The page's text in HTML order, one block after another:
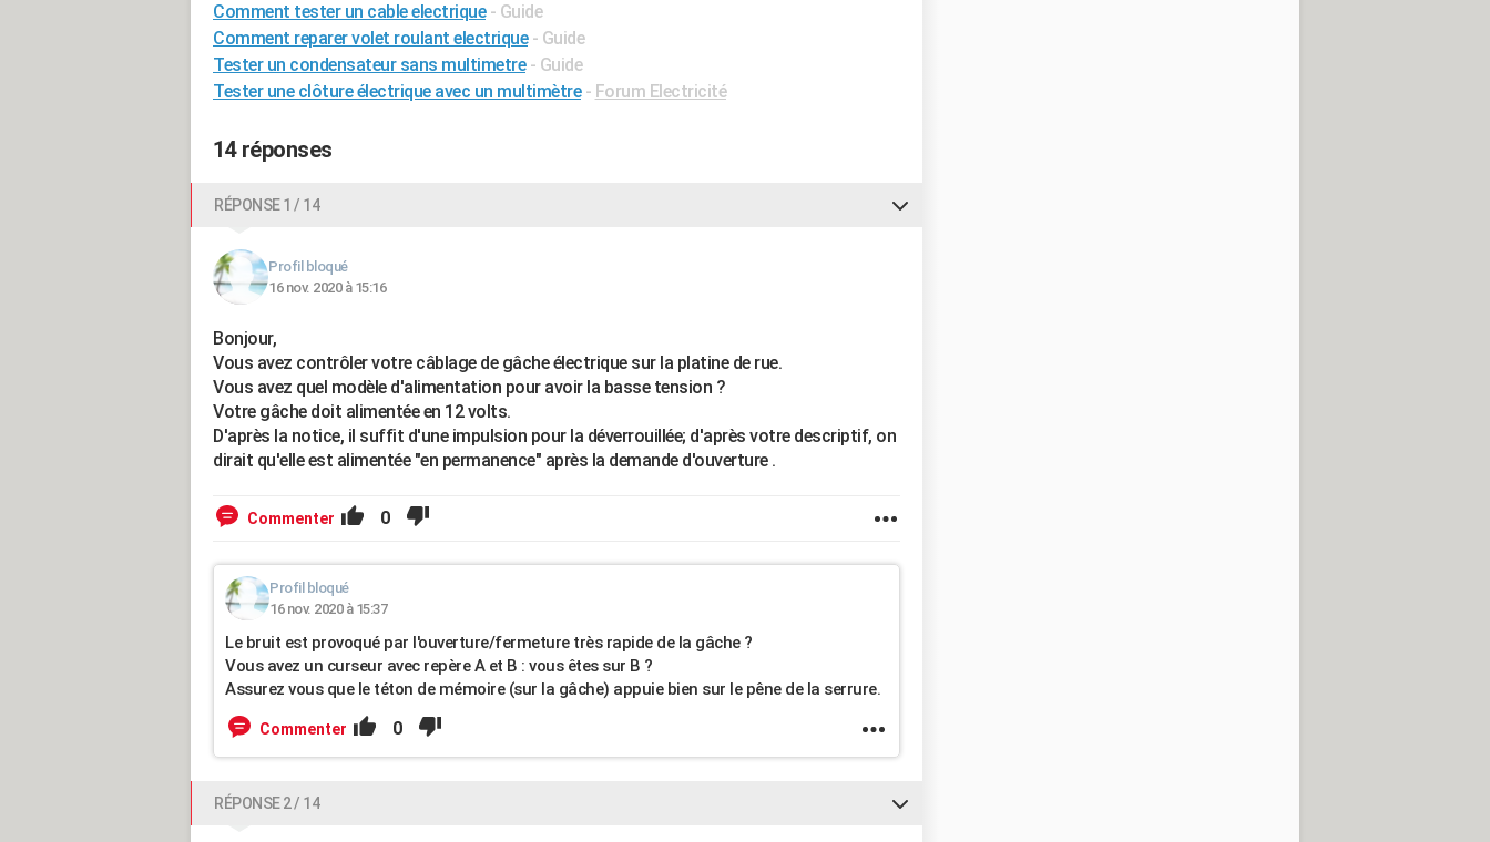
Comment tester un cable electrique - Guide
Comment reparer volet roulant electrique - Guide
Tester un condensateur sans multimetre - Guide
Tester une clôture électrique avec un multimètre - Forum Electricité
14 réponses
RÉPONSE 1 / 14
Profil bloqué
16 nov. 2020 à 15:16
Bonjour,
Vous avez contrôler votre câblage de gâche électrique sur la platine de rue.
Vous avez quel modèle d'alimentation pour avoir la basse tension ?
Votre gâche doit alimentée en 12 volts.
D'après la notice, il suffit d'une impulsion pour la déverrouillée; d'après votre descriptif, on
dirait qu'elle est alimentée "en permanence" après la demande d'ouverture .
Commenter 0
Profil bloqué
16 nov. 2020 à 15:37
Le bruit est provoqué par l'ouverture/fermeture très rapide de la gâche ?
Vous avez un curseur avec repère A et B : vous êtes sur B ?
Assurez vous que le téton de mémoire (sur la gâche) appuie bien sur le pêne de la serrure.
Commenter 0
RÉPONSE 2 / 14